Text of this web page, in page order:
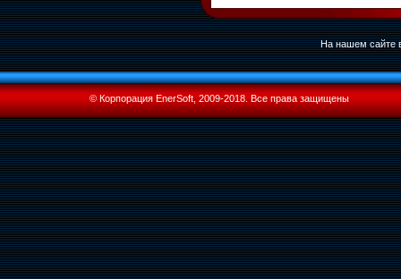
На нашем сайте
© Корпорация EnerSoft, 2009-2018. Все права защищены